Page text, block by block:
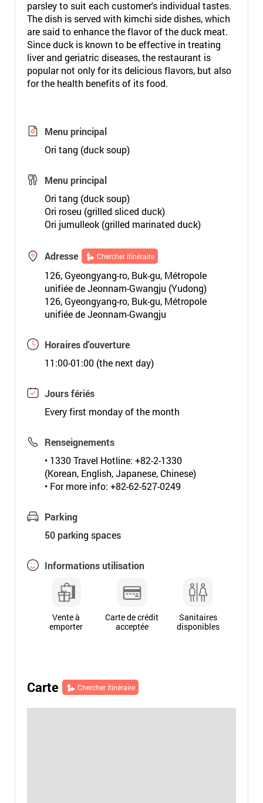
parsley to suit each customer's individual tastes.
The dish is served with kimchi side dishes, which
are said to enhance the flavor of the duck meat.
Since duck is known to be effective in treating
liver and geriatric diseases, the restaurant is
popular not only for its delicious flavors, but also
for the health benefits of its food.
Menu principal
Ori tang (duck soup)
Menu principal
Ori tang (duck soup)
Ori roseu (grilled sliced duck)
Ori jumulleok (grilled marinated duck)
Adresse Chercher itinéraire
126, Gyeongyang-ro, Buk-gu, Métropole
unifiée de Jeonnam-Gwangju (Yudong)
126, Gyeongyang-ro, Buk-gu, Métropole
unifiée de Jeonnam-Gwangju
Horaires d'ouverture
11:00-01:00 (the next day)
Jours fériés
Every first monday of the month
Renseignements
• 1330 Travel Hotline: +82-2-1330
(Korean, English, Japanese, Chinese)
• For more info: +82-62-527-0249
Parking
50 parking spaces
Informations utilisation
Vente à
emporter
Carte de crédit
acceptée
Sanitaires
disponibles
Carte Chercher itinéraire